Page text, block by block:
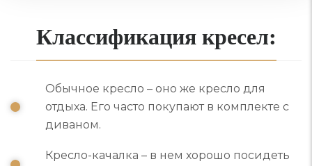
Классификация кресел:
Обычное кресло – оно же кресло для
отдыха. Его часто покупают в комплекте с
диваном.
Кресло-качалка – в нем хорошо посидеть